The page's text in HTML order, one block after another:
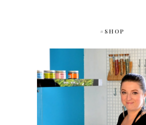
#SHOP